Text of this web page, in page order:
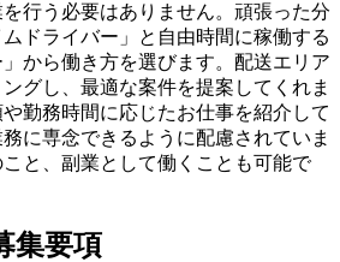
行う必要はありません。頑張った分
ドライバー」と自由時間に稼働する
」から働き方を選びます。配送エリア
グし、最適な案件を提案してくれま
勤務時間に応じたお仕事を紹介して
に専念できるように配慮されていま
と、副業として働くことも可能で
集要項